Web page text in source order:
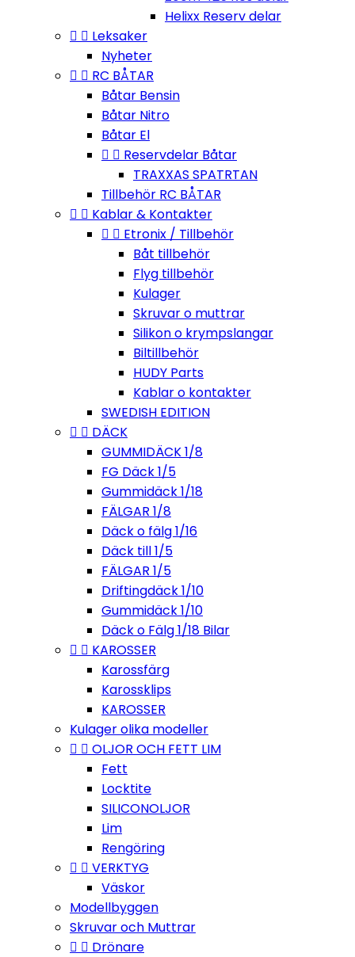
Helixx Reserv delar
  Leksaker
Nyheter
  RC BÅTAR
Båtar Bensin
Båtar Nitro
Båtar El
  Reservdelar Båtar
TRAXXAS SPATRTAN
Tillbehör RC BÅTAR
  Kablar & Kontakter
  Etronix / Tillbehör
Båt tillbehör
Flyg tillbehör
Kulager
Skruvar o muttrar
Silikon o krympslangar
Biltillbehör
HUDY Parts
Kablar o kontakter
SWEDISH EDITION
  DÄCK
GUMMIDÄCK 1/8
FG Däck 1/5
Gummidäck 1/18
FÄLGAR 1/8
Däck o fälg 1/16
Däck till 1/5
FÄLGAR 1/5
Driftingdäck 1/10
Gummidäck 1/10
Däck o Fälg 1/18 Bilar
  KAROSSER
Karossfärg
Karossklips
KAROSSER
Kulager olika modeller
  OLJOR OCH FETT LIM
Fett
Locktite
SILICONOLJOR
Lim
Rengöring
  VERKTYG
Väskor
Modellbyggen
Skruvar och Muttrar
  Drönare